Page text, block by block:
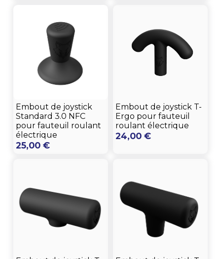
Embout de joystick
Standard 3.0 NFC
pour fauteuil roulant
électrique
25,00 €
Embout de joystick T-
Ergo pour fauteuil
roulant électrique
24,00 €